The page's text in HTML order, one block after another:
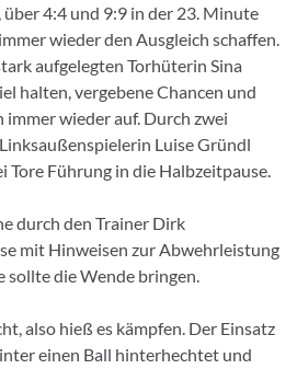
4:4 und 9:9 in der 23. Minute
wieder den Ausgleich schaffen.
aufgelegten Torhüterin Sina
halten, vergebene Chancen und
wieder auf. Durch zwei
Luise Gründl
Tore Führung in die Halbzeitpause.
durch den Trainer Dirk
mit Hinweisen zur Abwehrleistung
sollte die Wende bringen.
also hieß es kämpfen. Der Einsatz
einen Ball hinterhechtet und